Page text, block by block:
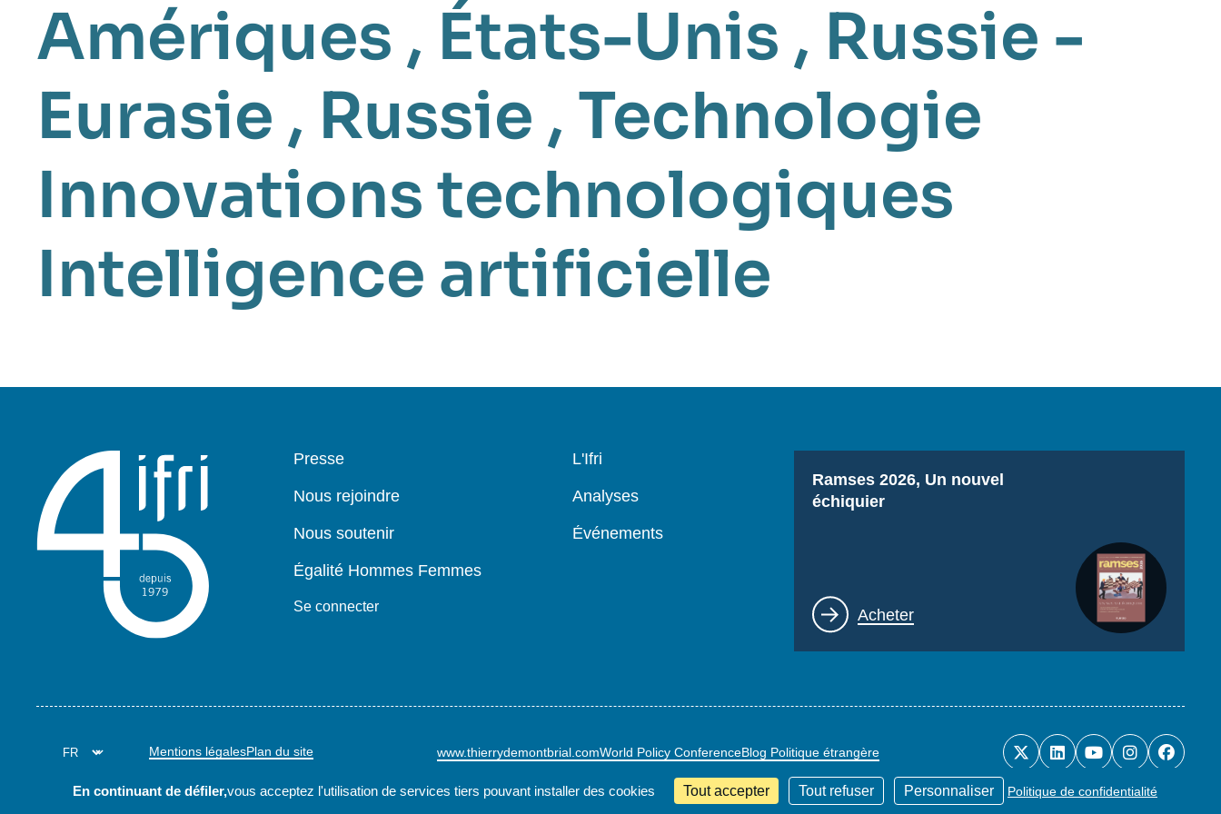
Amériques , États-Unis , Russie -
Eurasie , Russie , Technologie
Innovations technologiques
Intelligence artificielle
Pied
Presse
Nous rejoindre
Nous soutenir
Égalité Hommes Femmes
Se connecter
Navigation
L'Ifri
Analyses
Événements
Titre
Ramses 2026, Un nouvel
échiquier
Lien
Acheter
Mentions légalesPlan du site www.thierrydemontbrial.comWorld Policy ConferenceBlog Politique étrangère
En continuant de défiler,vous acceptez l'utilisation de services tiers pouvant installer des cookies Tout accepter Tout refuser Personnaliser Politique de confidentialité